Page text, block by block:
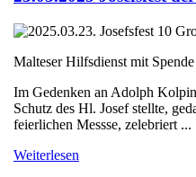
Malteser Hilfsdienst mit
Im Gedenken an Adolph
Schutz des Hl. Josef stellte,
feierlichen Messse, zelebriert ...
Weiterlesen